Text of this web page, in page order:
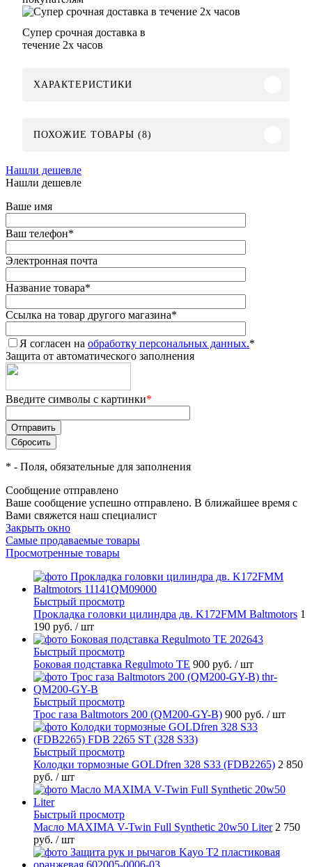
Супер срочная доставка в
течение 2х часов
ХАРАКТЕРИСТИКИ
ПОХОЖИЕ ТОВАРЫ (8)
Нашли дешевле
Нашли дешевле
Ваше имя
Ваш телефон*
Электронная почта
Название товара*
Ссылка на товар другого магазина*
Я согласен на обработку персональных данных.*
Защита от автоматического заполнения
Введите символы с картинки*
* - Поля, обязательные для заполнения
Сообщение отправлено
Ваше сообщение успешно отправлено. В ближайшее время с
Вами свяжется наш специалист
Закрыть окно
Самые продаваемые товары
Просмотренные товары
Быстрый просмотр
Прокладка головки цилиндра дв. K172FMM Baltmotors 1
190 руб. / шт
Быстрый просмотр
Боковая подставка Regulmoto TE 900 руб. / шт
Быстрый просмотр
Трос газа Baltmotors 200 (QM200-GY-B) 900 руб. / шт
Быстрый просмотр
Колодки тормозные GOLDfren 328 S33 (FDB2265) 2 850
руб. / шт
Быстрый просмотр
Масло MAXIMA V-Twin Full Synthetic 20w50 Liter 2 750
руб. / шт